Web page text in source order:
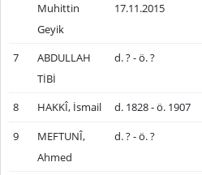
Muhittin
Geyik
17.11.2015
7
ABDULLAH
TİBİ
d. ? - ö. ?
8 HAKKÎ, İsmail d. 1828 - ö. 1907
9
MEFTUNÎ,
Ahmed
d. ? - ö. ?